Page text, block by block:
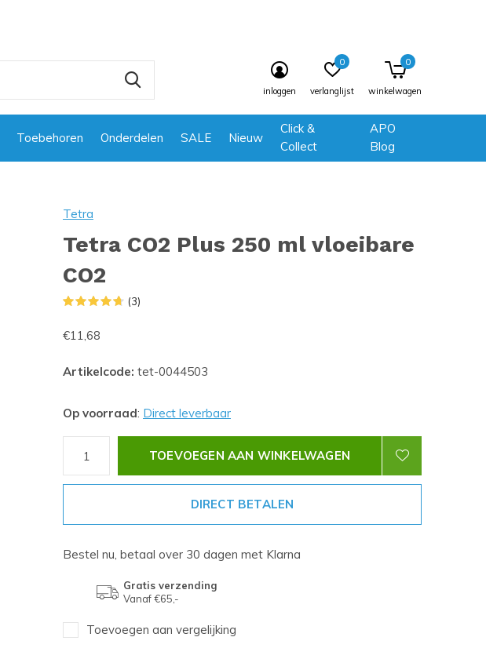
Toebehoren Onderdelen SALE Nieuw
Click &
Collect
APO
Blog
inloggen verlanglijst
0
winkelwagen
0
Tetra
Tetra CO2 Plus 250 ml vloeibare
CO2
(3)
€11,68
Artikelcode: tet-0044503
Op voorraad: Direct leverbaar
TOEVOEGEN AAN WINKELWAGEN
DIRECT BETALEN
Bestel nu, betaal over 30 dagen met Klarna
Gratis verzending
Vanaf €65,-
Toevoegen aan vergelijking